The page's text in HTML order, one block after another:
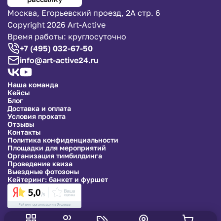
Москва, Егорьевский проезд, 2А стр. 6
Copyright 2026 Art-Active
Время работы: круглосуточно
+7 (495) 032-67-50
info@art-active24.ru
Наша команда
Кейсы
Блог
Доставка и оплата
Условия проката
Отзывы
Контакты
Политика конфиденциальности
Площадки для мероприятий
Организация тимбилдинга
Проведение квиза
Выездные фотозоны
Кейтеринг: банкет и фуршет